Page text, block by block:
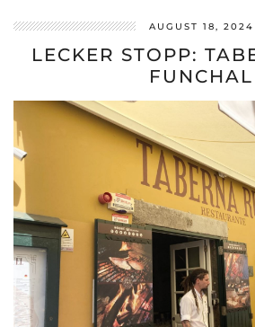
AUGUST 18, 2024
LECKER STOPP:
FUNCHAL